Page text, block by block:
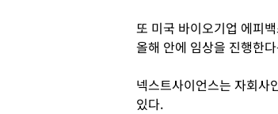
또 미국 바이오기업 에피
올해 안에 임상을 진행한
넥스트사이언스는 자회사
있다.